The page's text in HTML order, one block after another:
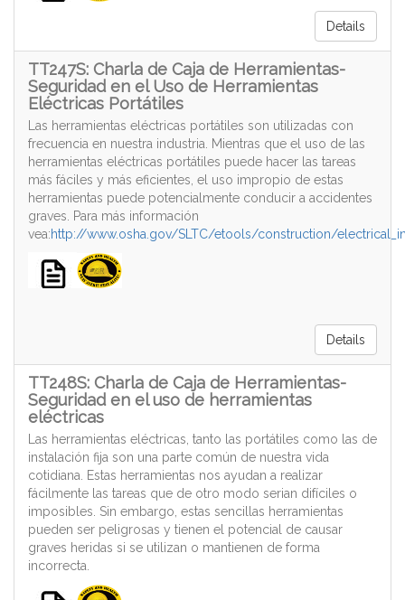
Details
TT247S: Charla de Caja de Herramientas-
Seguridad en el Uso de Herramientas
Eléctricas Portátiles
Las herramientas eléctricas portátiles son utilizadas con
frecuencia en nuestra industria. Mientras que el uso de las
herramientas eléctricas portátiles puede hacer las tareas
más fáciles y más eficientes, el uso impropio de estas
herramientas puede potencialmente conducir a accidentes
graves. Para más información
vea:http://www.osha.gov/SLTC/etools/construction/
Details
TT248S: Charla de Caja de Herramientas-
Seguridad en el uso de herramientas
eléctricas
Las herramientas eléctricas, tanto las portátiles como las de
instalación fija son una parte común de nuestra vida
cotidiana. Estas herramientas nos ayudan a realizar
fácilmente las tareas que de otro modo serian difíciles o
imposibles. Sin embargo, estas sencillas herramientas
pueden ser peligrosas y tienen el potencial de causar
graves heridas si se utilizan o mantienen de forma
incorrecta.